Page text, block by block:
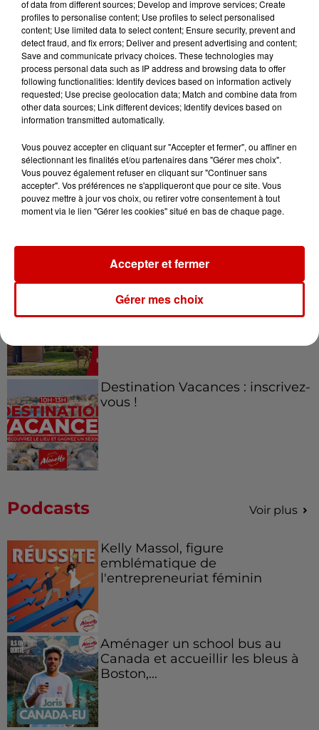
Jeux Voir plus
Gagnez vos places pour le
festival Marché Gourmand 2026
Le Duel - Gagnez vos entrées
pour l'un des zoos de nos
Destination Vacances - Gagnez
votre séjour en famille au cœur
de la...
Destination Vacances : inscrivez-
vous !
Podcasts Voir plus
Kelly Massol, figure
emblématique de
l'entrepreneuriat féminin
Aménager un school bus au
Canada et accueillir les bleus à
Boston,...
of data from different sources; Develop and improve services; Create
profiles to personalise content; Use profiles to select personalised
content; Use limited data to select content; Ensure security, prevent and
detect fraud, and fix errors; Deliver and present advertising and content;
Save and communicate privacy choices. These technologies may
process personal data such as IP address and browsing data to offer
following functionalities: Identify devices based on information actively
requested; Use precise geolocation data; Match and combine data from
other data sources; Link different devices; Identify devices based on
information transmitted automatically.
Vous pouvez accepter en cliquant sur "Accepter et fermer", ou affiner en
sélectionnant les finalités et/ou partenaires dans "Gérer mes choix".
Vous pouvez également refuser en cliquant sur "Continuer sans
accepter". Vos préférences ne s'appliqueront que pour ce site. Vous
pouvez mettre à jour vos choix, ou retirer votre consentement à tout
moment via le lien "Gérer les cookies" situé en bas de chaque page.
Gérer mes choix
Accepter et fermer